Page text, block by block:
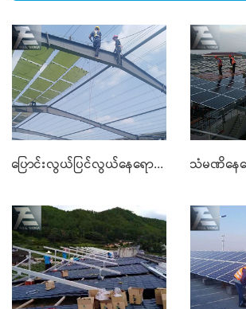
ပြောင်းလွယ်ပြင်လွယ်နေရောင်ခြည်စွမ်းအင်သုံး SYSTEM ကို